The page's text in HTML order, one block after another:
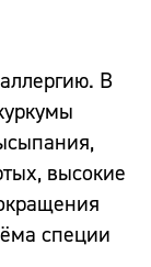
В
высокие
специи